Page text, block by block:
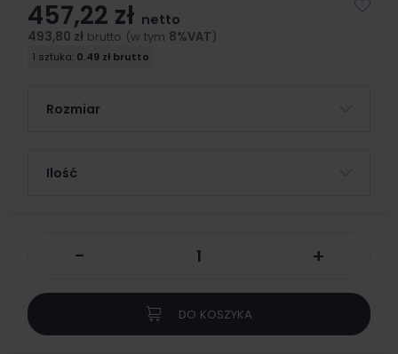
457,22 zł netto
493,80 zł brutto (w tym 8%VAT)
1 sztuka: 0.49 zł brutto
Rozmiar
Ilość
- +
DO KOSZYKA